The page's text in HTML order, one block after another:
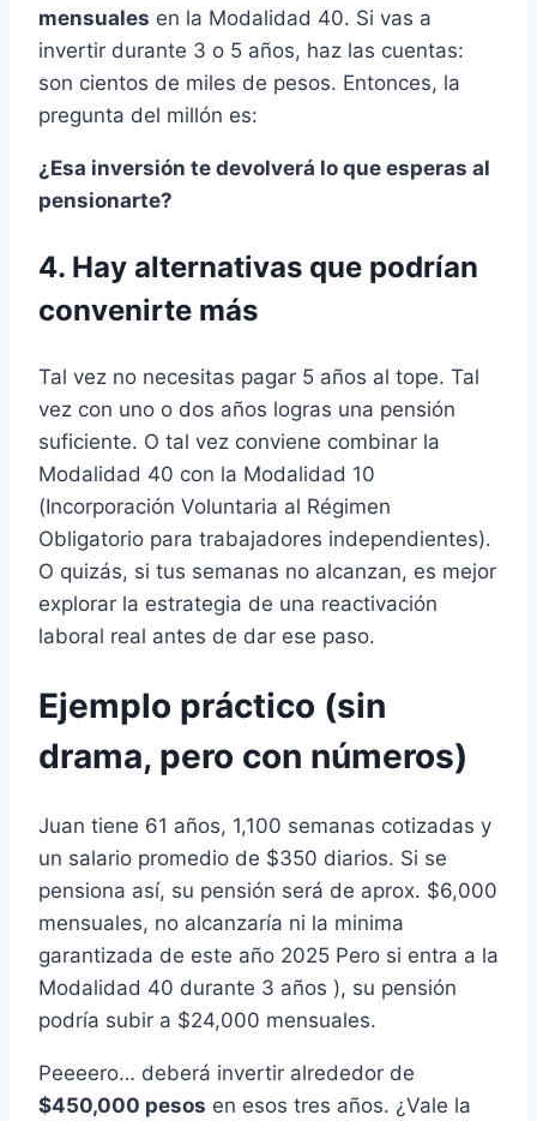
mensuales en la Modalidad 40. Si vas a
invertir durante 3 o 5 años, haz las cuentas:
son cientos de miles de pesos. Entonces, la
pregunta del millón es:
¿Esa inversión te devolverá lo que esperas al
pensionarte?
4. Hay alternativas que podrían
convenirte más
Tal vez no necesitas pagar 5 años al tope. Tal
vez con uno o dos años logras una pensión
suficiente. O tal vez conviene combinar la
Modalidad 40 con la Modalidad 10
(Incorporación Voluntaria al Régimen
Obligatorio para trabajadores independientes).
O quizás, si tus semanas no alcanzan, es mejor
explorar la estrategia de una reactivación
laboral real antes de dar ese paso.
Ejemplo práctico (sin
drama, pero con números)
Juan tiene 61 años, 1,100 semanas cotizadas y
un salario promedio de $350 diarios. Si se
pensiona así, su pensión será de aprox. $6,000
mensuales, no alcanzaría ni la minima
garantizada de este año 2025 Pero si entra a la
Modalidad 40 durante 3 años ), su pensión
podría subir a $24,000 mensuales.
Peeeero… deberá invertir alrededor de
$450,000 pesos en esos tres años. ¿Vale la